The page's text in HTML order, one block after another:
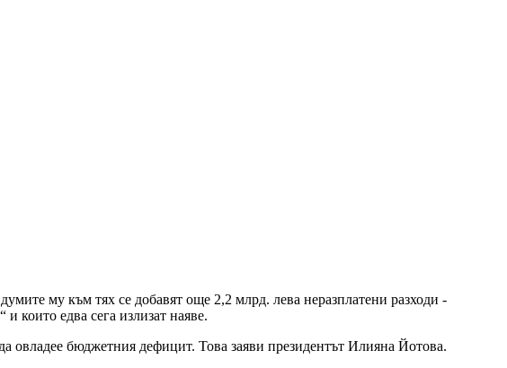
му към тях се добавят още 2,2 млрд. лева неразплатени разходи -
които едва сега излизат наяве.
овладее бюджетния дефицит. Това заяви президентът Илияна Йотова.